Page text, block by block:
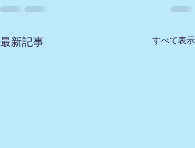
最新記事 すべて表示